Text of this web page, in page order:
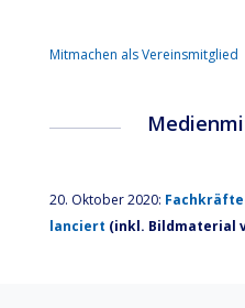
Mitmachen als Vereinsmitglied
20. Oktober 2020:
lanciert (inkl. Bildmaterial